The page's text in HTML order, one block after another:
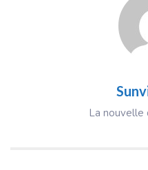
La nouvelle